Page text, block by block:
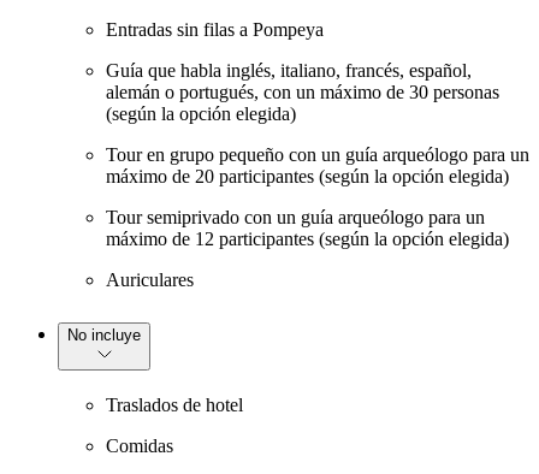
Entradas sin filas a Pompeya
Guía que habla inglés, italiano, francés, español,
alemán o portugués, con un máximo de 30 personas
(según la opción elegida)
Tour en grupo pequeño con un guía arqueólogo para un
máximo de 20 participantes (según la opción elegida)
Tour semiprivado con un guía arqueólogo para un
máximo de 12 participantes (según la opción elegida)
Auriculares
No incluye
Traslados de hotel
Comidas